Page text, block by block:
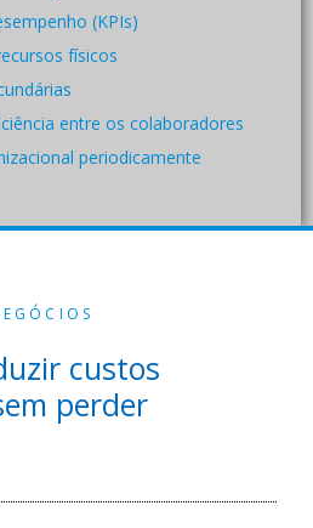
(KPIs)
físicos
entre os colaboradores
periodicamente
custos
perder